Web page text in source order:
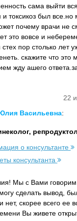
сама выйти
токсикоз был все.но
почему врачи не
это вовсе и
пор столько лет
скажите что это
жду ашего
22
Васильевна:
о консультанте
консультанта
Мы с Вами говорим
сделать вывод,
нет, скорее всего ее
Вы живете